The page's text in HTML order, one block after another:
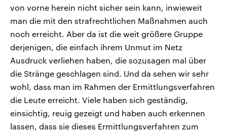
von vorne herein nicht sicher sein kann, inwieweit
man die mit den strafrechtlichen Maßnahmen auch
noch erreicht. Aber da ist die weit größere Gruppe
derjenigen, die einfach ihrem Unmut im Netz
Ausdruck verliehen haben, die sozusagen mal über
die Stränge geschlagen sind. Und da sehen wir sehr
wohl, dass man im Rahmen der Ermittlungsverfahren
die Leute erreicht. Viele haben sich geständig,
einsichtig, reuig gezeigt und haben auch erkennen
lassen, dass sie dieses Ermittlungsverfahren zum